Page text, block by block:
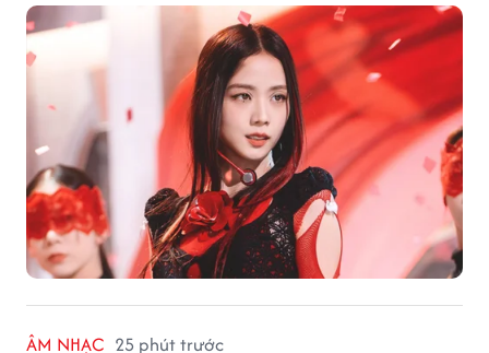
ÂM NHẠC 25 phút trước